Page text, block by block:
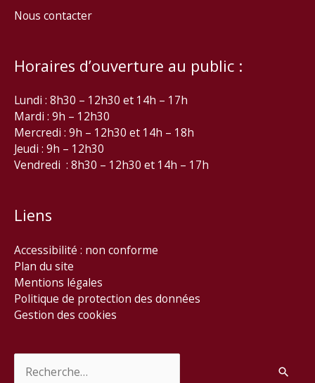
Nous contacter
Horaires d’ouverture au public :
Lundi : 8h30 – 12h30 et 14h – 17h
Mardi : 9h – 12h30
Mercredi : 9h – 12h30 et 14h – 18h
Jeudi : 9h – 12h30
Vendredi : 8h30 – 12h30 et 14h – 17h
Liens
Accessibilité : non conforme
Plan du site
Mentions légales
Politique de protection des données
Gestion des cookies